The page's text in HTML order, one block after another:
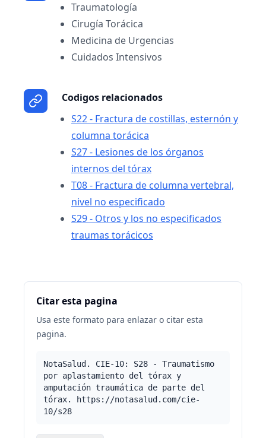
Traumatología
Cirugía Torácica
Medicina de Urgencias
Cuidados Intensivos
Codigos relacionados
S22 - Fractura de costillas, esternón y
columna torácica
S27 - Lesiones de los órganos
internos del tórax
T08 - Fractura de columna vertebral,
nivel no especificado
S29 - Otros y los no especificados
traumas torácicos
Citar esta pagina
Usa este formato para enlazar o citar esta
pagina.
NotaSalud. CIE-10: S28 - Traumatismo
por aplastamiento del tórax y
amputación traumática de parte del
tórax. https://notasalud.com/cie-
10/s28